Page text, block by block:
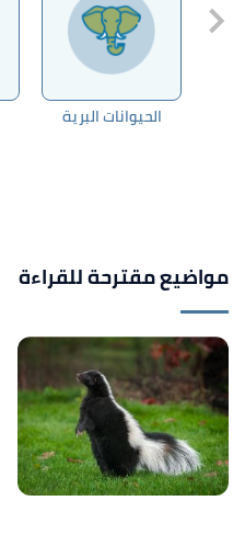
الحيوانات البرية
مواضيع مقترحة للقراءة